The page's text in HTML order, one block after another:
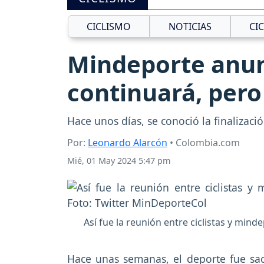
CICLISMO NOTICIAS
Mindeporte
continuará,
Hace unos días, se conoció la
Por: Leonardo Alarcón • Colombia.com
Mié, 01 May 2024 5:47 pm
Así fue la reunión entre ciclistas y
Hace unas semanas, el deporte fue